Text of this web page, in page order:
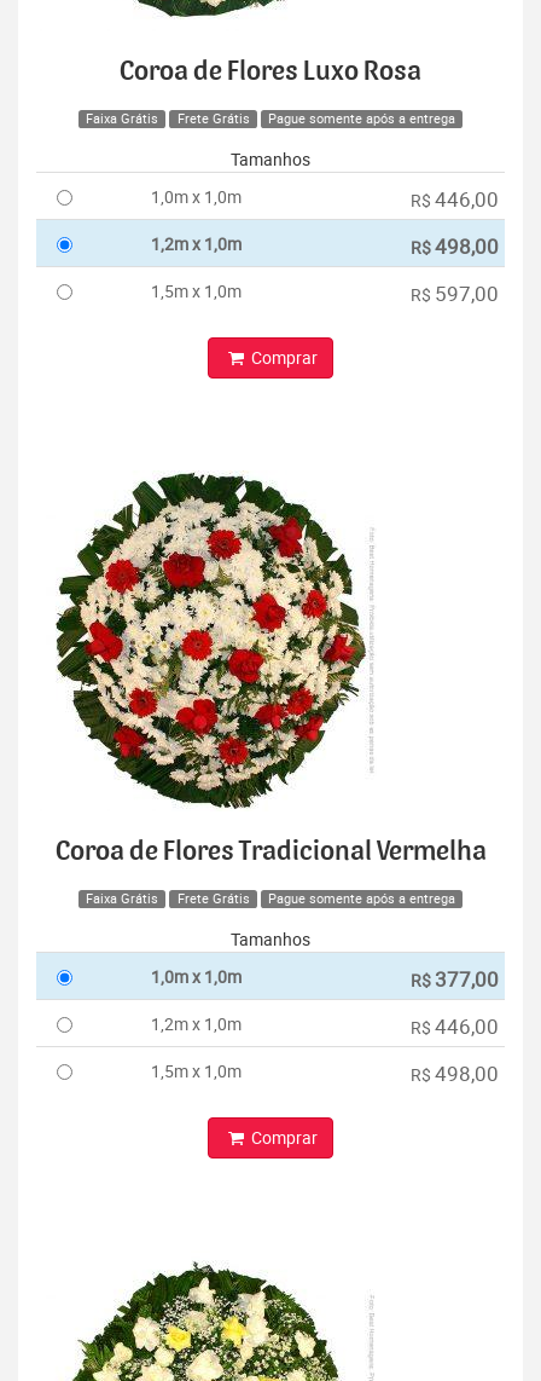
Coroa de Flores Luxo Rosa
Faixa Grátis Frete Grátis Pague somente após a entrega
Tamanhos
1,0m x 1,0m
R$ 446,00
1,2m x 1,0m R$498,00
1,5m x 1,0m R$ 597,00
Comprar
Coroa de Flores Tradicional Vermelha
Faixa Grátis Frete Grátis Pague somente após a entrega
Tamanhos
1,0m x 1,0m
R$ 377,00
1,2m x 1,0m R$ 446,00
1,5m x 1,0m R$ 498,00
Comprar